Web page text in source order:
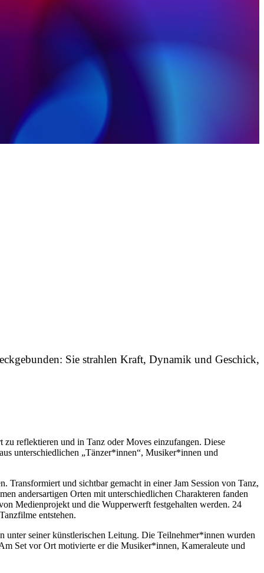
Sie strahlen Kraft, Dynamik und Geschick,
reflektieren und in Tanz oder Moves einzufangen. Diese
unterschiedlichen „Tänzer*innen“, Musiker*innen und
und sichtbar gemacht in einer Jam Session von Tanz,
andersartigen Orten mit unterschiedlichen Charakteren fanden
Medienprojekt und die Wupperwerft festgehalten werden. 24
entstehen.
unter seiner künstlerischen Leitung. Die Teilnehmer*innen wurden
Set vor Ort motivierte er die Musiker*innen, Kameraleute und